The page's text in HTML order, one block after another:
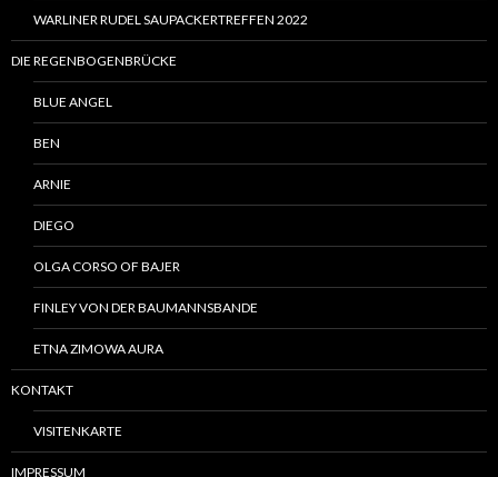
WARLINER RUDEL SAUPACKERTREFFEN 2022
DIE REGENBOGENBRÜCKE
BLUE ANGEL
BEN
ARNIE
DIEGO
OLGA CORSO OF BAJER
FINLEY VON DER BAUMANNSBANDE
ETNA ZIMOWA AURA
KONTAKT
VISITENKARTE
IMPRESSUM